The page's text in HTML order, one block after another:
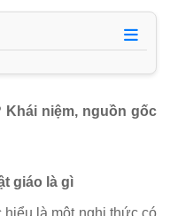
Khái niệm, nguồn gốc
giáo là gì
là một nghi thức có